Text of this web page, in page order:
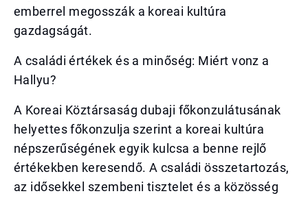
emberrel megosszák a koreai kultúra
gazdagságát.
A családi értékek és a minőség: Miért vonz a
Hallyu?
A Koreai Köztársaság dubaji főkonzulátusának
helyettes főkonzulja szerint a koreai kultúra
népszerűségének egyik kulcsa a benne rejlő
értékekben keresendő. A családi összetartozás,
az idősekkel szembeni tisztelet és a közösség